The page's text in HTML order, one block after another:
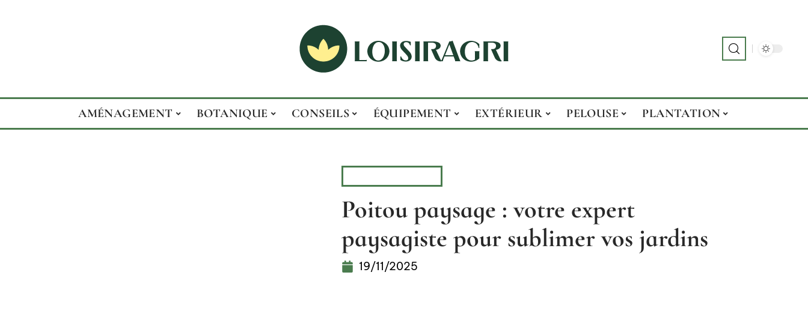
AMÉNAGEMENT BOTANIQUE CONSEILS ÉQUIPEMENT EXTÉRIEUR PELOUSE PLANTATION
Poitou paysage : votre expert
paysagiste pour sublimer vos jardins
19/11/2025